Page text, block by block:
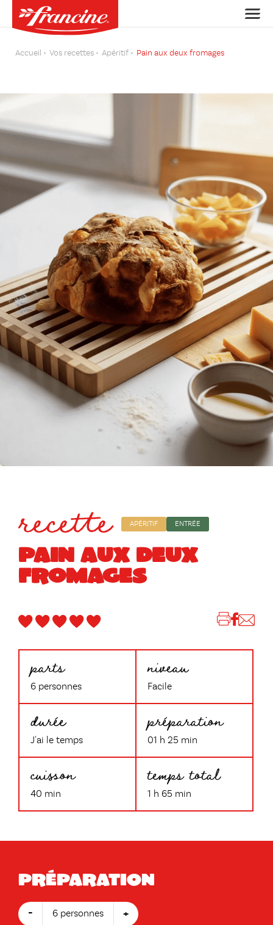
Accueil Vos recettes Apéritif Pain aux deux fromages
recette APÉRITIF ENTRÉE
PAIN AUX DEUX
FROMAGES
parts
6 personnes
niveau
Facile
durée
J'ai le temps
préparation
01 h 25 min
cuisson
40 min
temps total
1 h 65 min
Préparation
- 6 personnes +